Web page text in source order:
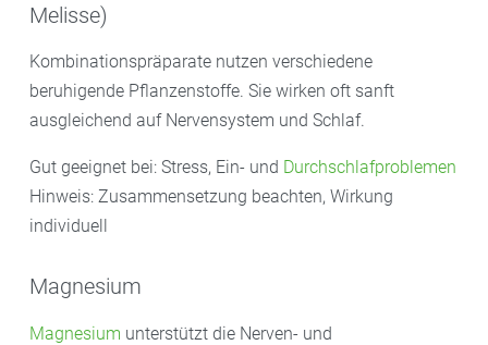
Melisse)
Kombinationspräparate nutzen verschiedene
beruhigende Pflanzenstoffe. Sie wirken oft sanft
ausgleichend auf Nervensystem und Schlaf.
Gut geeignet bei: Stress, Ein- und Durchschlafproblemen
Hinweis: Zusammensetzung beachten, Wirkung
individuell
Magnesium
Magnesium unterstützt die Nerven- und